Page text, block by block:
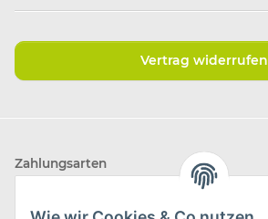
Vertrag widerrufen
Zahlungsarten